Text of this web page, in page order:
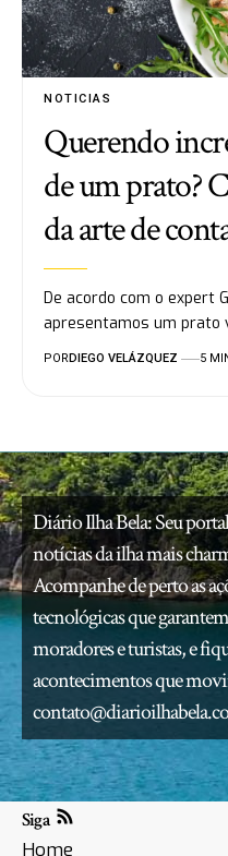
NOTICIAS
Querendo
de um prato?
da arte de
De acordo com o expert
apresentamos um prato
PORDIEGO VELÁZQUEZ 5
Diário Ilha Bela: Seu
notícias da ilha mais
Acompanhe de perto as
tecnológicas que
moradores e turistas, e
acontecimentos que
Siga
Home